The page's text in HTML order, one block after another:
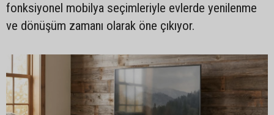
fonksiyonel mobilya seçimleriyle evlerde yenilenme
ve dönüşüm zamanı olarak öne çıkıyor.